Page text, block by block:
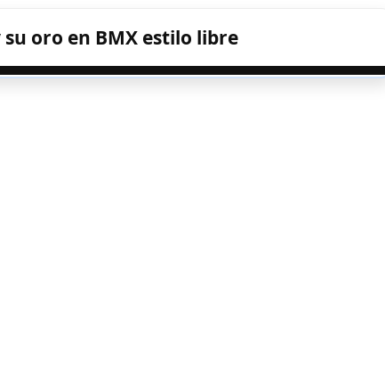
su oro en BMX estilo libre